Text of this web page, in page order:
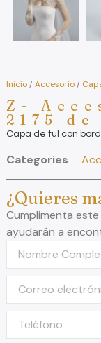
Inicio/Accesorio/
Z-
2175 de
Capa de tul con
Categories
¿Quieres
Cumplimenta
ayudarán a